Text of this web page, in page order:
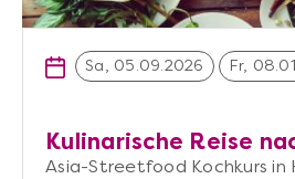
Sa, 05.09.2026 Fr,
Kulinarische Reise
Asia-Streetfood Kochkurs in